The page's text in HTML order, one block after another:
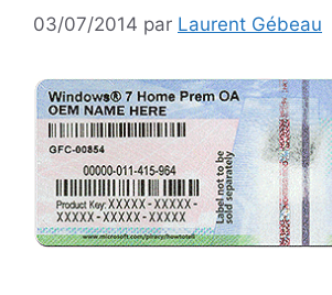
03/07/2014 par Laurent Gébeau